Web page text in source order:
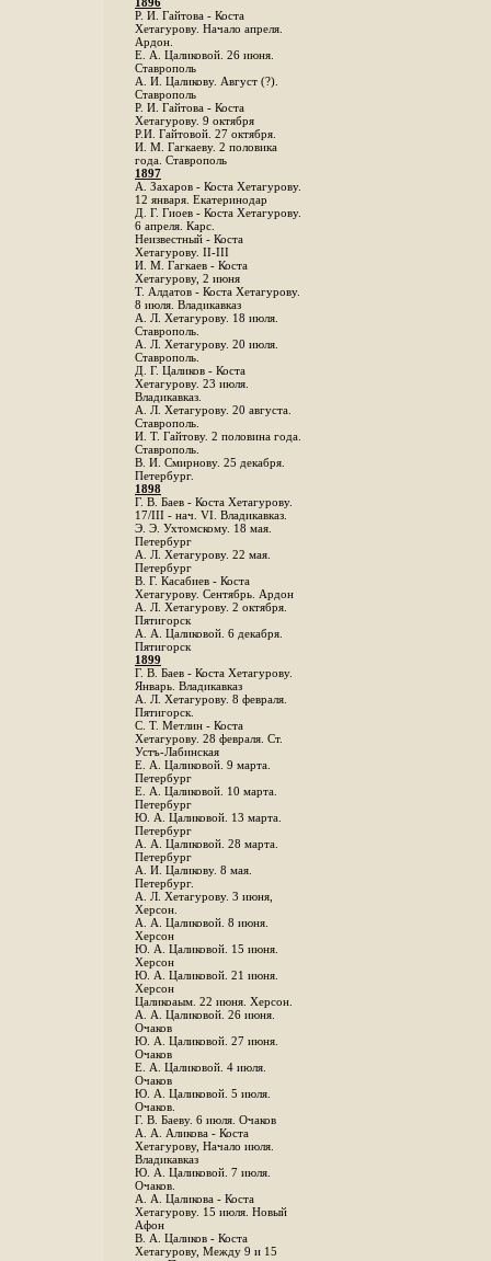
1896
Р. И. Гайтова - Коста
Хетагурову. Начало апреля.
Ардон.
Е. А. Цаликовой. 26 июня.
Ставрополь
А. И. Цаликову. Август (?).
Ставрополь
Р. И. Гайтова - Коста
Хетагурову. 9 октября
Р.И. Гайтовой. 27 октября.
И. М. Гагкаеву. 2 половика
года. Ставрополь
1897
А. Захаров - Коста Хетагурову.
12 января. Екатеринодар
Д. Г. Гиоев - Коста Хетагурову.
6 апреля. Карс.
Неизвестный - Коста
Хетагурову. II-III
И. М. Гагкаев - Коста
Хетагурову, 2 июня
Т. Алдатов - Коста Хетагурову.
8 июля. Владикавказ
А. Л. Хетагурову. 18 июля.
Ставрополь.
А. Л. Хетагурову. 20 июля.
Ставрополь.
Д. Г. Цаликов - Коста
Хетагурову. 23 июля.
Владикавказ.
А. Л. Хетагурову. 20 августа.
Ставрополь.
И. Т. Гайтову. 2 половина года.
Ставрополь.
В. И. Смирнову. 25 декабря.
Петербург.
1898
Г. В. Баев - Коста Хетагурову.
17/III - нач. VI. Владикавказ.
Э. Э. Ухтомскому. 18 мая.
Петербург
A. Л. Хетагурову. 22 мая.
Петербург
B. Г. Касабиев - Коста
Хетагурову. Сентябрь. Ардон
А. Л. Хетагурову. 2 октября.
Пятигорск
А. А. Цаликовой. 6 декабря.
Пятигорск
1899
Г. В. Баев - Коста Хетагурову.
Январь. Владикавказ
А. Л. Хетагурову. 8 февраля.
Пятигорск.
С. Т. Метлин - Коста
Хетагурову. 28 февраля. Ст.
Устъ-Лабинская
Е. А. Цаликовой. 9 марта.
Петербург
Е. А. Цаликовой. 10 марта.
Петербург
Ю. А. Цаликовой. 13 марта.
Петербург
А. А. Цаликовой. 28 марта.
Петербург
А. И. Цаликову. 8 мая.
Петербург.
А. Л. Хетагурову. 3 июня,
Херсон.
А. А. Цаликовой. 8 июня.
Херсон
Ю. А. Цаликовой. 15 июня.
Херсон
Ю. А. Цаликовой. 21 июня.
Херсон
Цаликоаым. 22 июня. Херсон.
А. А. Цаликовой. 26 июня.
Очаков
Ю. А. Цаликовой. 27 июня.
Очаков
Е. А. Цаликовой. 4 июля.
Очаков
Ю. А. Цаликовой. 5 июля.
Очаков.
Г. В. Баеву. 6 июля. Очаков
А. А. Аликова - Коста
Хетагурову, Начало июля.
Владикавказ
Ю. А. Цаликовой. 7 июля.
Очаков.
А. А. Цаликова - Коста
Хетагурову. 15 июля. Новый
Афон
В. А. Цаликов - Коста
Хетагурову, Между 9 и 15